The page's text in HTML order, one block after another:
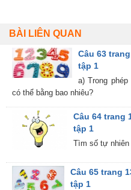
BÀI LIÊN QUAN
Câu 63
tập 1
a) Trong
có thể bằng bao nhiêu?
Câu 64 trang
tập 1
Tìm số tự nhiên
Câu 65 trang
tập 1